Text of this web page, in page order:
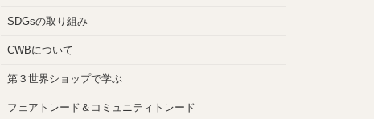
SDGsの取り組み
CWBについて
第３世界ショップで学ぶ
フェアトレード＆コミュニティトレード